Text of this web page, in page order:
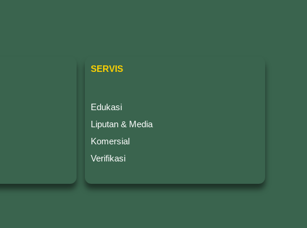
SERVIS
Edukasi
Liputan & Media
Komersial
Verifikasi